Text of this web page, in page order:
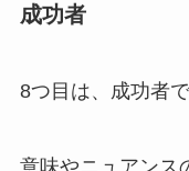
成功者
8つ目は、成功者で
意味やニュアンス